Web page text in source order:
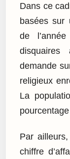
Dans ce
basées sur
de
demande
religieux
La
Par
chiffre